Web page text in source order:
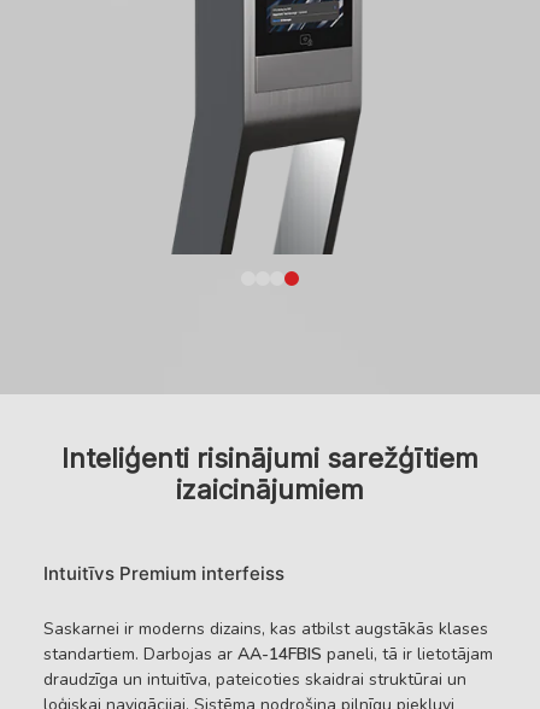
Inteliģenti risinājumi sarežģītiem
izaicinājumiem
Intuitīvs Premium interfeiss
Saskarnei ir moderns dizains, kas atbilst augstākās klases
standartiem. Darbojas ar AA-14FBIS paneli, tā ir lietotājam
draudzīga un intuitīva, pateicoties skaidrai struktūrai un